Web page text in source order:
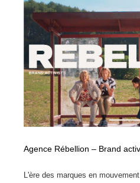
Agence Rébellion – Brand
L'ère des marques en